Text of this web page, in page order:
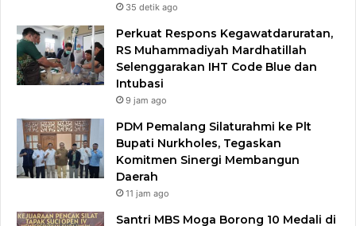
35 detik ago
Perkuat Respons Kegawatdaruratan,
RS Muhammadiyah Mardhatillah
Selenggarakan IHT Code Blue dan
Intubasi
9 jam ago
PDM Pemalang Silaturahmi ke Plt
Bupati Nurkholes, Tegaskan
Komitmen Sinergi Membangun
Daerah
11 jam ago
Santri MBS Moga Borong 10 Medali di